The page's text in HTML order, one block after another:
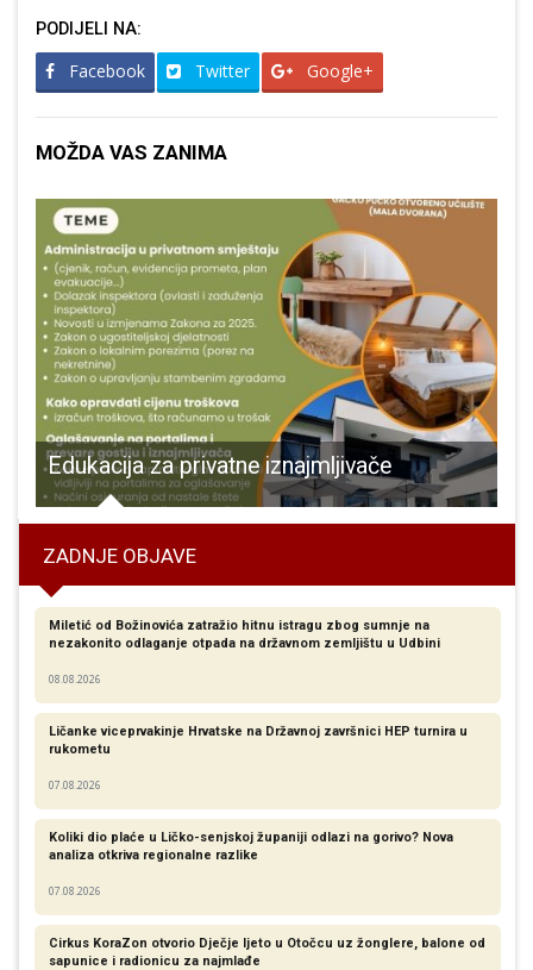
PODIJELI NA:
Facebook Twitter Google+
MOŽDA VAS ZANIMA
Edukacija za privatne iznajmljivače
ZADNJE OBJAVE
Miletić od Božinovića zatražio hitnu istragu zbog sumnje na
nezakonito odlaganje otpada na državnom zemljištu u Udbini
08.08.2026
Ličanke viceprvakinje Hrvatske na Državnoj završnici HEP turnira u
rukometu
07.08.2026
Koliki dio plaće u Ličko-senjskoj županiji odlazi na gorivo? Nova
analiza otkriva regionalne razlike​
07.08.2026
Cirkus KoraZon otvorio Dječje ljeto u Otočcu uz žonglere, balone od
sapunice i radionicu za najmlađe